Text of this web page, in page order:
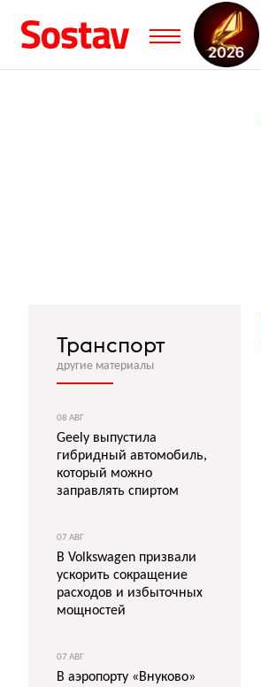
Транспорт
другие материалы
08 АВГ
Geely выпустила
гибридный автомобиль,
который можно
заправлять спиртом
07 АВГ
В Volkswagen призвали
ускорить сокращение
расходов и избыточных
мощностей
07 АВГ
В аэропорту «Внуково»